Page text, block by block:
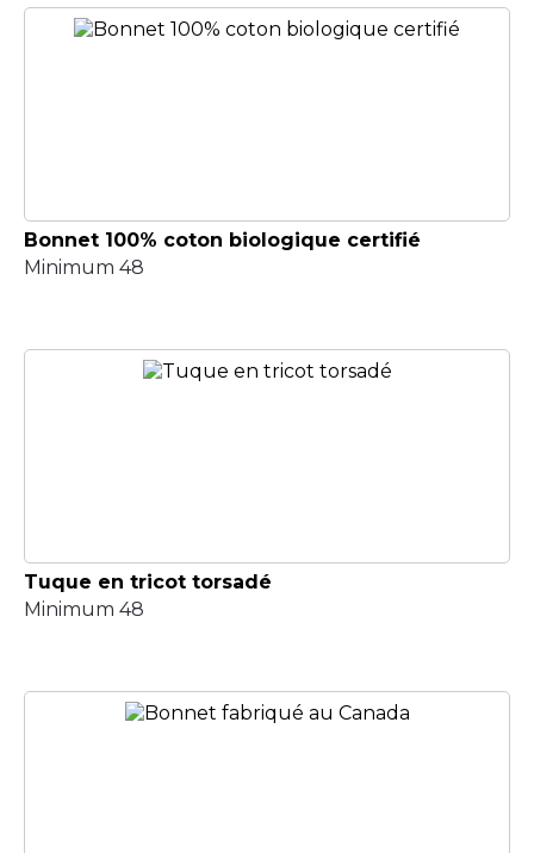
Bonnet 100% coton biologique certifié
Minimum 48
Tuque en tricot torsadé
Minimum 48